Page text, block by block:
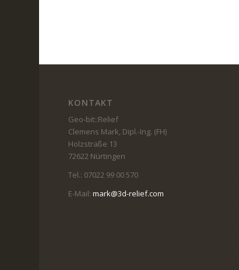
KONTAKT
Geo-bit::Relief
Clemens Mark, Dipl.-Ing. (FH)
Holzstraße 13
72622 Nürtingen
Tel.: 07022 99 00 570
E-Mail:mark@3d-relief.com